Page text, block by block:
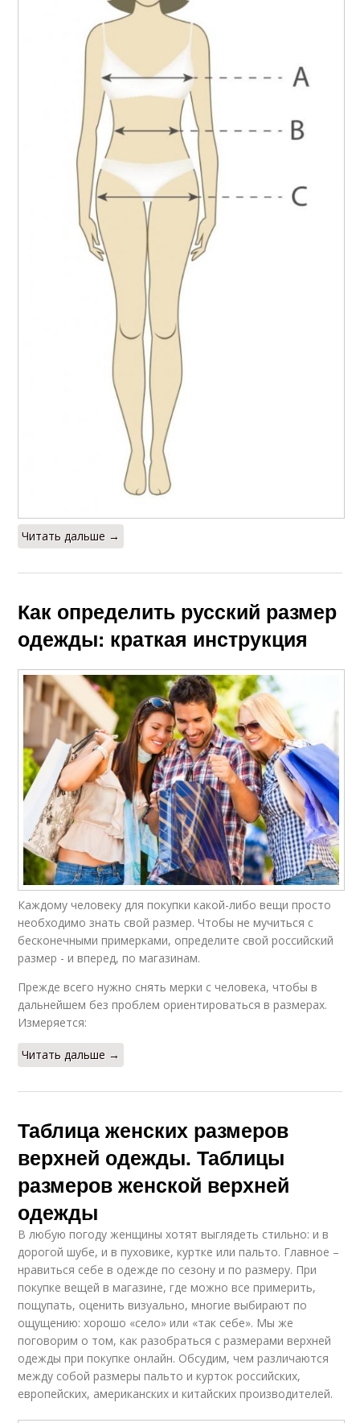
Читать дальше →
Как определить русский размер
одежды: краткая инструкция
Каждому человеку для покупки какой-либо вещи просто
необходимо знать свой размер. Чтобы не мучиться с
бесконечными примерками, определите свой российский
размер - и вперед, по магазинам.
Прежде всего нужно снять мерки с человека, чтобы в
дальнейшем без проблем ориентироваться в размерах.
Измеряется:
Читать дальше →
Таблица женских размеров
верхней одежды. Таблицы
размеров женской верхней
одежды
В любую погоду женщины хотят выглядеть стильно: и в
дорогой шубе, и в пуховике, куртке или пальто. Главное –
нравиться себе в одежде по сезону и по размеру. При
покупке вещей в магазине, где можно все примерить,
пощупать, оценить визуально, многие выбирают по
ощущению: хорошо «село» или «так себе». Мы же
поговорим о том, как разобраться с размерами верхней
одежды при покупке онлайн. Обсудим, чем различаются
между собой размеры пальто и курток российских,
европейских, американских и китайских производителей.